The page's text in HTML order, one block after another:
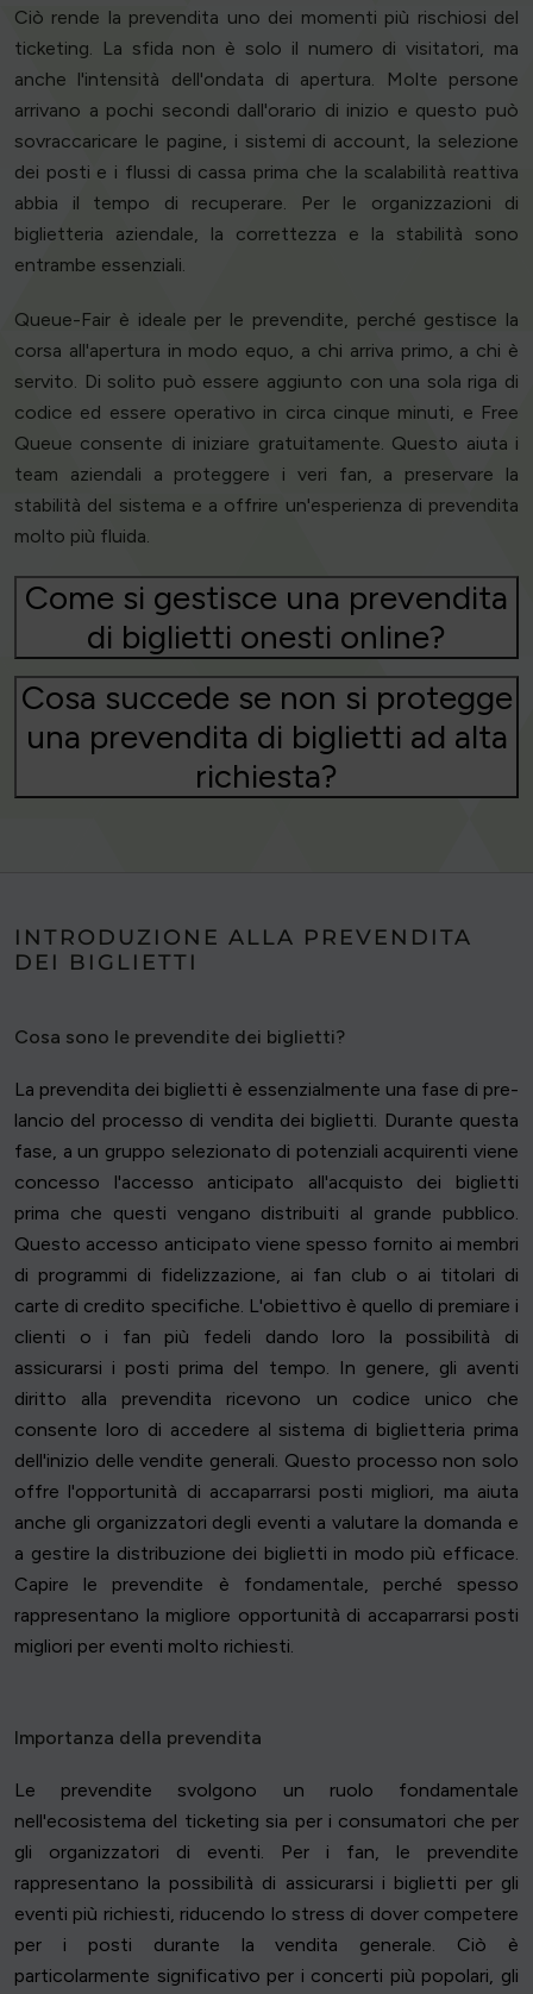
Ciò rende la prevendita uno dei momenti più rischiosi del
ticketing. La sfida non è solo il numero di visitatori, ma
anche l'intensità dell'ondata di apertura. Molte persone
arrivano a pochi secondi dall'orario di inizio e questo può
sovraccaricare le pagine, i sistemi di account, la selezione
dei posti e i flussi di cassa prima che la scalabilità reattiva
abbia il tempo di recuperare. Per le organizzazioni di
biglietteria aziendale, la correttezza e la stabilità sono
entrambe essenziali.
Queue-Fair è ideale per le prevendite, perché gestisce la
corsa all'apertura in modo equo, a chi arriva primo, a chi è
servito. Di solito può essere aggiunto con una sola riga di
codice ed essere operativo in circa cinque minuti, e Free
Queue consente di iniziare gratuitamente. Questo aiuta i
team aziendali a proteggere i veri fan, a preservare la
stabilità del sistema e a offrire un'esperienza di prevendita
molto più fluida.
Come si gestisce una prevendita
di biglietti onesti online?
Cosa succede se non si protegge
una prevendita di biglietti ad alta
richiesta?
INTRODUZIONE ALLA PREVENDITA
DEI BIGLIETTI
Cosa sono le prevendite dei biglietti?
La prevendita dei biglietti è essenzialmente una fase di pre-
lancio del processo di vendita dei biglietti. Durante questa
fase, a un gruppo selezionato di potenziali acquirenti viene
concesso l'accesso anticipato all'acquisto dei biglietti
prima che questi vengano distribuiti al grande pubblico.
Questo accesso anticipato viene spesso fornito ai membri
di programmi di fidelizzazione, ai fan club o ai titolari di
carte di credito specifiche. L'obiettivo è quello di premiare i
clienti o i fan più fedeli dando loro la possibilità di
assicurarsi i posti prima del tempo. In genere, gli aventi
diritto alla prevendita ricevono un codice unico che
consente loro di accedere al sistema di biglietteria prima
dell'inizio delle vendite generali. Questo processo non solo
offre l'opportunità di accaparrarsi posti migliori, ma aiuta
anche gli organizzatori degli eventi a valutare la domanda e
a gestire la distribuzione dei biglietti in modo più efficace.
Capire le prevendite è fondamentale, perché spesso
rappresentano la migliore opportunità di accaparrarsi posti
migliori per eventi molto richiesti.
Importanza della prevendita
Le prevendite svolgono un ruolo fondamentale
nell'ecosistema del ticketing sia per i consumatori che per
gli organizzatori di eventi. Per i fan, le prevendite
rappresentano la possibilità di assicurarsi i biglietti per gli
eventi più richiesti, riducendo lo stress di dover competere
per i posti durante la vendita generale. Ciò è
particolarmente significativo per i concerti più popolari, gli